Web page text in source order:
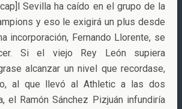
Sevilla ha caído en el grupo de la
y eso le exigirá un plus desde
incorporación, Fernando Llorente, se
Si el viejo Rey León supiera
alcanzar un nivel que recordase,
al que llevó al Athletic a las dos
el Ramón Sánchez Pizjuán infundiría